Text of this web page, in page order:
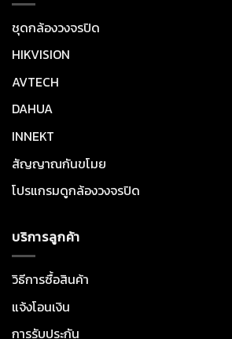
ชุดกล้องวงจรปิด
HIKVISION
AVTECH
DAHUA
INNEKT
สัญญาณกันขโมย
โปรแกรมดูกล้องวงจรปิด
บริการลูกค้า
วิธีการซื้อสินค้า
แจ้งโอนเงิน
การรับประกัน